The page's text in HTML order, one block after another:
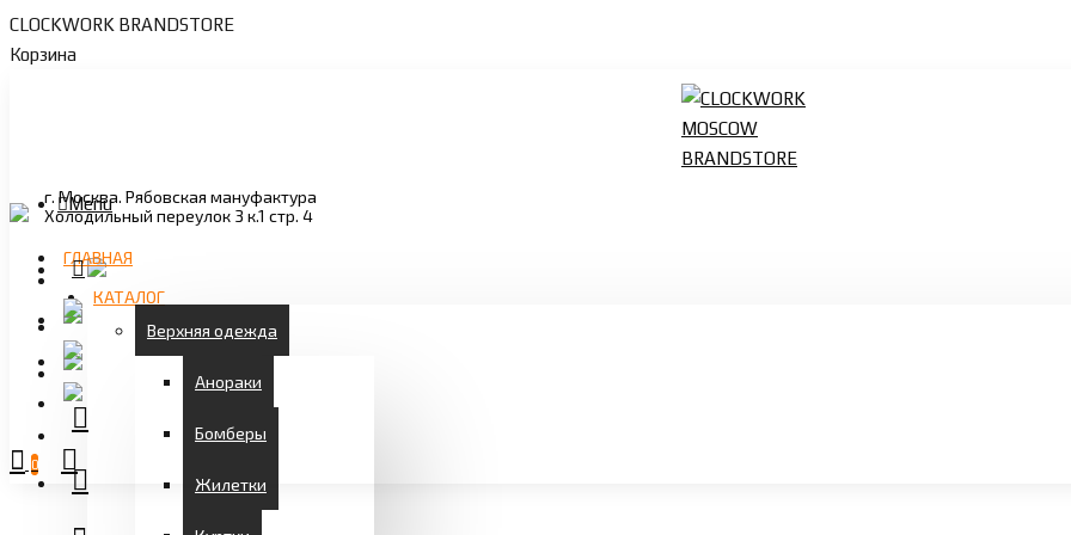
CLOCKWORK BRANDSTORE
Корзина
г. Москва. Рябовская мануфактура
Холодильный переулок 3 к.1 стр. 4
Menu
ГЛАВНАЯ
КАТАЛОГ
Верхняя одежда
Анораки
Бомберы
Жилетки
0